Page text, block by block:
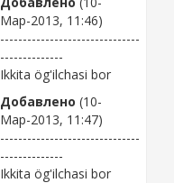
Мар-2013, 11:46)
-------------------------------
--------------
Ikkita ög'ilchasi bor
Добавлено (10-
Мар-2013, 11:47)
-------------------------------
--------------
Ikkita ög'ilchasi bor